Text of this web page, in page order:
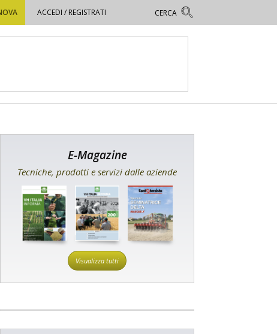
ACCEDI / REGISTRATI
E-Magazine
Tecniche, prodotti e servizi dalle aziende
Visualizza tutti